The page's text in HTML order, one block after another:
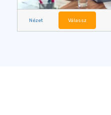
Nézet Válassz